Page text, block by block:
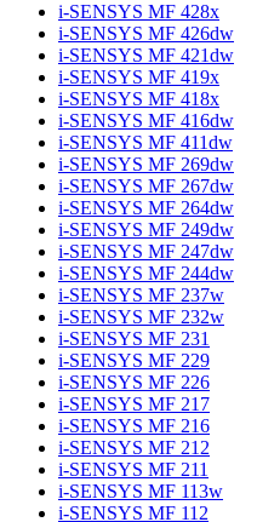
i-SENSYS MF 428x
i-SENSYS MF 426dw
i-SENSYS MF 421dw
i-SENSYS MF 419x
i-SENSYS MF 418x
i-SENSYS MF 416dw
i-SENSYS MF 411dw
i-SENSYS MF 269dw
i-SENSYS MF 267dw
i-SENSYS MF 264dw
i-SENSYS MF 249dw
i-SENSYS MF 247dw
i-SENSYS MF 244dw
i-SENSYS MF 237w
i-SENSYS MF 232w
i-SENSYS MF 231
i-SENSYS MF 229
i-SENSYS MF 226
i-SENSYS MF 217
i-SENSYS MF 216
i-SENSYS MF 212
i-SENSYS MF 211
i-SENSYS MF 113w
i-SENSYS MF 112